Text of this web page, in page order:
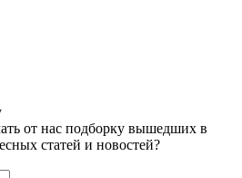
от нас подборку вышедших в
статей и новостей?